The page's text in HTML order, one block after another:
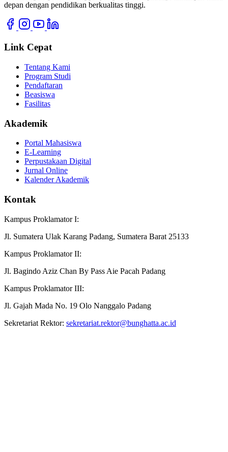
depan dengan pendidikan berkualitas tinggi.
Link Cepat
Tentang Kami
Program Studi
Pendaftaran
Beasiswa
Fasilitas
Akademik
Portal Mahasiswa
E-Learning
Perpustakaan Digital
Jurnal Online
Kalender Akademik
Kontak
Kampus Proklamator I:
Jl. Sumatera Ulak Karang Padang, Sumatera Barat 25133
Kampus Proklamator II:
Jl. Bagindo Aziz Chan By Pass Aie Pacah Padang
Kampus Proklamator III:
Jl. Gajah Mada No. 19 Olo Nanggalo Padang
Sekretariat Rektor: sekretariat.rektor@bunghatta.ac.id